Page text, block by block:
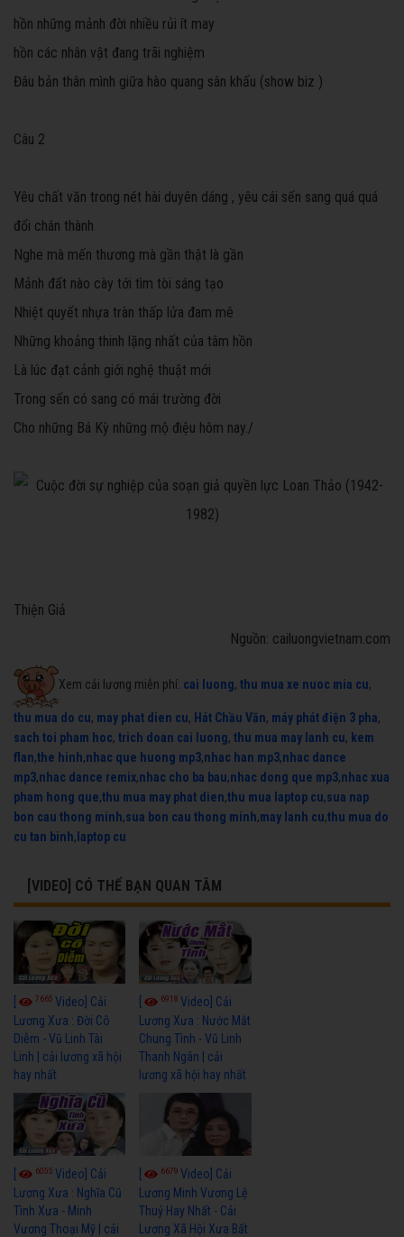
hồn những mảnh đời nhiều rủi ít may
hồn các nhân vật đang trãi nghiệm
Đâu bản thân mình giữa hào quang sân khấu (show biz )
Câu 2
Yêu chất văn trong nét hài duyên dáng , yêu cái sến sang quá quá
đổi chân thành
Nghe mà mến thương mà gần thật là gần
Mảnh đất nào cày tới tìm tòi sáng tạo
Nhiệt quyết nhựa tràn thấp lửa đam mê
Những khoảng thinh lặng nhất của tâm hồn
Là lúc đạt cảnh giới nghệ thuật mới
Trong sến có sang có mái trường đời
Cho những Bá Kỳ những mộ điệu hôm nay./
Thiện Giả
Nguồn: cailuongvietnam.com
Xem cải lương miễn phí: cai luong, thu mua xe nuoc mia cu,
thu mua do cu, may phat dien cu, Hát Chầu Văn, máy phát điện 3 pha,
sach toi pham hoc, trich doan cai luong, thu mua may lanh cu, kem
flan,the hinh,nhac que huong mp3,nhac han mp3,nhac dance
mp3,nhac dance remix,nhac cho ba bau,nhac dong que mp3,nhac xua
pham hong que,thu mua may phat dien,thu mua laptop cu,sua nap
bon cau thong minh,sua bon cau thong minh,may lanh cu,thu mua do
cu tan binh, laptop cu
[VIDEO] CÓ THỂ BẠN QUAN TÂM
7665 Video] Cải
Lương Xưa : Đời Cô
Diễm - Vũ Linh Tài
Linh | cải lương xã hội
hay nhất
6918Video] Cải
Lương Xưa : Nước Mắt
Chung Tình - Vũ Linh
Thanh Ngân | cải
lương xã hội hay nhất
6055 Video] Cải
Lương Xưa : Nghĩa Cũ
Tình Xưa - Minh
Vương Thoại Mỹ | cải
6679Video] Cải
Lương Minh Vương Lệ
Thuỷ Hay Nhất - Cải
Lương Xã Hội Xưa Bất